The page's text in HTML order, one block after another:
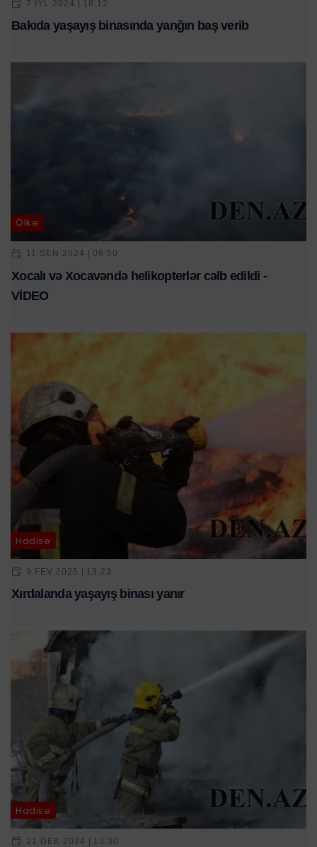
7 IYL 2024 | 18:12
Bakıda yaşayış binasında yanğın baş verib
Ölkə
11 SEN 2024 | 08:50
Xocalı və Xocavəndə helikopterlər cəlb edildi -
VİDEO
Hadisə
9 FEV 2025 | 13:23
Xırdalanda yaşayış binası yanır
Hadisə
21 DEK 2024 | 13:30